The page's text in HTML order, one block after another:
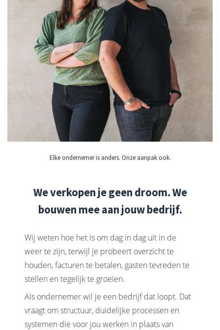
Elke ondernemer is anders. Onze aanpak ook.
We verkopen je geen droom. We
bouwen mee aan jouw bedrijf.
Wij weten hoe het is om dag in dag uit in de
weer te zijn, terwijl je probeert overzicht te
houden, facturen te betalen, gasten tevreden te
stellen en tegelijk te groeien.
Als ondernemer wil je een bedrijf dat loopt. Dat
vraagt om structuur, duidelijke processen en
systemen die voor jou werken in plaats van